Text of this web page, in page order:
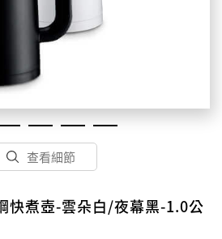
查看細節
快煮壺-雲朵白/夜幕黑-1.0公